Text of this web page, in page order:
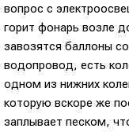
вопрос с
горит фонарь возле
завозятся баллоны
водопровод, есть
одном из нижних
которую вскоре же
заплывает песком,